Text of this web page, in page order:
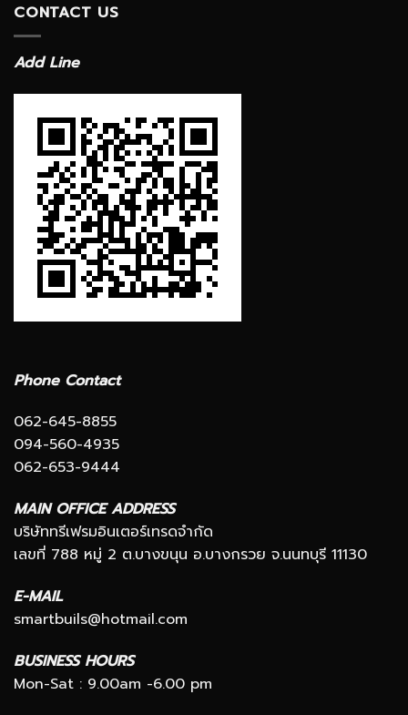
CONTACT US
Add Line
Phone Contact
062-645-8855
094-560-4935
062-653-9444
MAIN OFFICE ADDRESS
บริษัททรีเฟรมอินเตอร์เทรดจำกัด
เลขที่ 788 หมู่ 2 ต.บางขนุน อ.บางกรวย จ.นนทบุรี 11130
E-MAIL
smartbuils@hotmail.com
BUSINESS HOURS
Mon-Sat : 9.00am -6.00 pm